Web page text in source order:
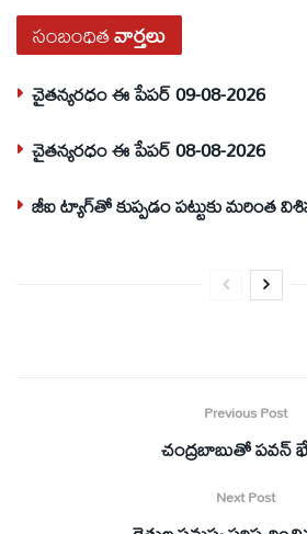
సంబంధితవార్తలు
చైతన్యరధం ఈ పేపర్ 09-08-2026
చైతన్యరధం ఈ పేపర్ 08-08-2026
జీఐ ట్యాగ్‌తో కుప్పడం పట్టుకు మరింత
Previous Post
చంద్రబాబుతో పవన్‌
Next Post